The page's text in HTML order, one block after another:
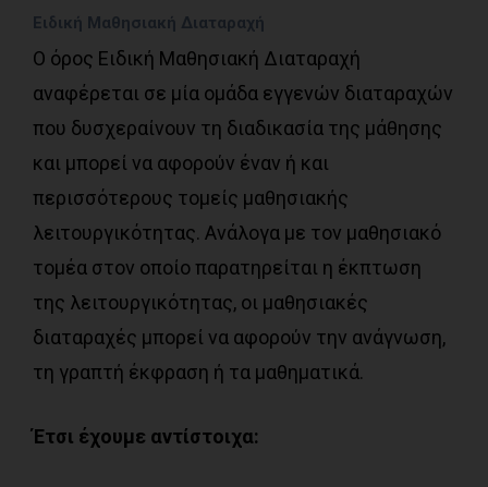
Ειδική Μαθησιακή Διαταραχή
Ο όρος Ειδική Μαθησιακή Διαταραχή
αναφέρεται σε μία ομάδα εγγενών διαταραχών
που δυσχεραίνουν τη διαδικασία της μάθησης
και μπορεί να αφορούν έναν ή και
περισσότερους τομείς μαθησιακής
λειτουργικότητας. Ανάλογα με τον μαθησιακό
τομέα στον οποίο παρατηρείται η έκπτωση
της λειτουργικότητας, οι μαθησιακές
διαταραχές μπορεί να αφορούν την ανάγνωση,
τη γραπτή έκφραση ή τα μαθηματικά.
Έτσι έχουμε αντίστοιχα: